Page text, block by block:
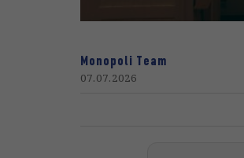
Monopoli Team
07.07.2026